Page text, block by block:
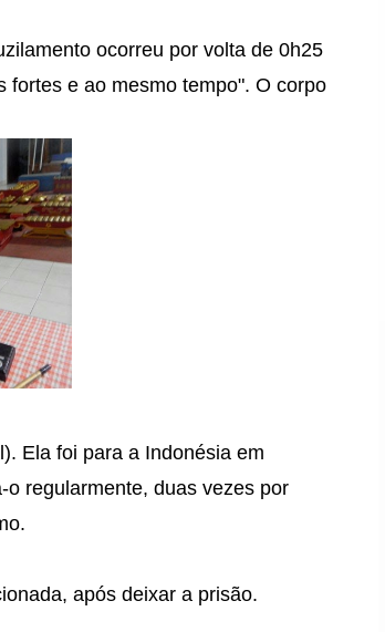
ocorreu por volta de 0h25
fortes e ao mesmo tempo". O corpo
Ela foi para a Indonésia em
regularmente, duas vezes por
após deixar a prisão.